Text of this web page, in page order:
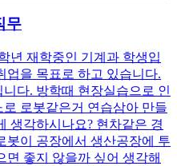
무
년 재학중인 기계과 학생입
업을 목표로 하고 있습니다.
다. 방학때 현장실습으로 인
로봇같은거 연습삼아 만들
생각하시나요? 현차같은 경
봇이 공장에서 생산공장에 투
면 좋지 않을까 싶어 생각해